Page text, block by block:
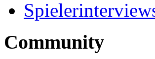
Community